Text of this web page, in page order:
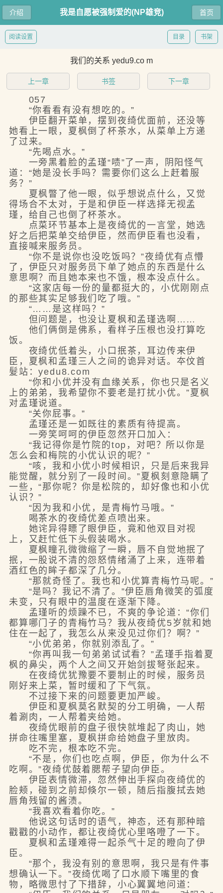
介绍 首页
我是自愿被强制爱的(NP雄竞)
书架
目录
阅读设置
我们的关系 yedu9.co m
上一章 书签 下一章
057
“你看看有没有想吃的。”
伊臣翻开菜单，摆到夜绮优面前，还没等
她看上一眼，夏枫倒了杯茶水，从菜单上方递
了过来。
“先喝点水。”
一旁黑着脸的孟瑾“啧”了一声，阴阳怪气
道：“她是没长手吗？需要你们这么上赶着服
务？”
夏枫瞥了他一眼，似乎想说点什么，又觉
得场合不太对，于是和伊臣一样选择无视孟
瑾，给自己也倒了杯茶水。
点菜环节基本上是夜绮优的一言堂，她选
好之后把菜单交给伊臣，然而伊臣看也没看，
直接喊来服务员。
“你不是说你也没吃饭吗？”夜绮优有点懵
了，伊臣只对服务员下单了她点的东西是什么
意思啊？而且她本来也不饿，根本没点什么。
“这家店每一份的量都挺大的，小优刚刚点
的那些其实足够我们吃了哦。”
“……是这样吗？”
但问题是，也没让夏枫和孟瑾选啊……
他们俩倒是佛系，看样子压根也没打算吃
饭。
夜绮优低着头，小口抿茶，耳边传来伊
臣，夏枫和孟瑾三人之间的诡异对话。夲伩首
髮站：yedu8.com
“你和小优并没有血缘关系，你也只是名义
上的弟弟，我希望你不要老是打扰小优。”夏枫
对孟瑾说道。
“关你屁事。”
孟瑾还是一如既往的素质有待提高。
一旁笑呵呵的伊臣忽然开口加入：
“我记得你是竹院的top，对吧？所以你是
怎么会和梅院的小优认识的呢？”
“咳，我和小优小时候相识，只是后来我异
能觉醒，就分别了一段时间。”夏枫刻意隐瞒了
一些，“那你呢？你是松院的，却好像也和小优
认识？”
“因为我和小优，是青梅竹马哦。”
喝茶水的夜绮优差点喷出来。
她诧异得瞟了眼伊臣，竟和他双目对视
上，又赶忙低下头假装喝水。
夏枫瞳孔微微缩了一瞬，唇不自觉地抿了
抿，一股说不清的怨怒情绪涌了上来，连带着
酒红色的眸子都深了几分。
“那就奇怪了。我也和小优算青梅竹马呢。”
“是吗？我记不清了。”伊臣唇角微笑的弧度
未变，只有眼中的温度在逐渐下降。
孟瑾听的烦躁不已，不爽的争论道：“你们
都算哪门子的青梅竹马？我从夜绮优5岁就和她
住在一起了，我怎么从来没见过你们？啊？”
“小优弟弟，你就别添乱了。”
“你再叫我一句弟弟试试看？”孟瑾手指着夏
枫的鼻尖，两个人之间又开始剑拔弩张起来。
在夜绮优犹豫要不要制止的时候，服务员
刚好来上菜，暂时缓和了下气氛。
不过接下来的问题要更加严峻。
伊臣和夏枫莫名默契的分工明确，一人帮
着涮肉，一人帮着夹给她。
夜绮优眼前的盘子很快就堆起了肉山，她
拼命往嘴里塞，夏枫拼命给她盘子里放肉。
吃不完，根本吃不完。
“不是，你们也吃点啊，伊臣，你为什么不
吃啊。”夜绮优鼓着腮帮子望向伊臣。
伊臣表情微滞，忽然伸出手探向夜绮优的
脸颊，碰到之前却倏尔一顿，随后指腹拭去她
唇角残留的酱渍。
“我喜欢看着你吃。”
他说这句话时的语气，神态，还有那种暗
戳戳的小动作，都让夜绮优心里咯噔了一下。
夏枫和孟瑾难得一起杀气十足的瞪向了伊
臣。
“那个，我没有别的意思啊，我只是有件事
想确认一下。”夜绮优喝了口水顺下嘴里的食
物，略微思忖了下措辞，小心翼翼地问道：